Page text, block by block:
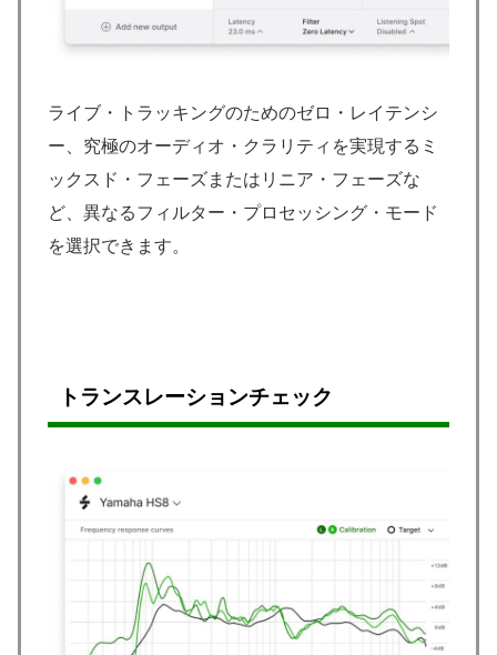
ライブ・トラッキングのためのゼロ・レイテンシ
ー、究極のオーディオ・クラリティを実現するミ
ックスド・フェーズまたはリニア・フェーズな
ど、異なるフィルター・プロセッシング・モード
を選択できます。
トランスレーションチェック